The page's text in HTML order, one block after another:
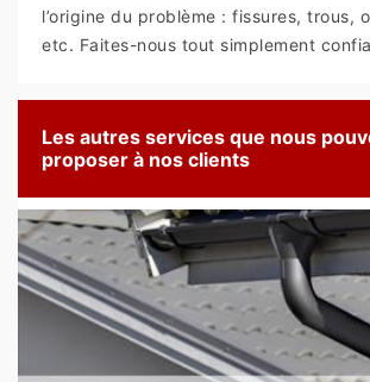
l’origine du problème : fissures, trous,
etc. Faites-nous tout simplement
Les autres services que nous
proposer à nos clients